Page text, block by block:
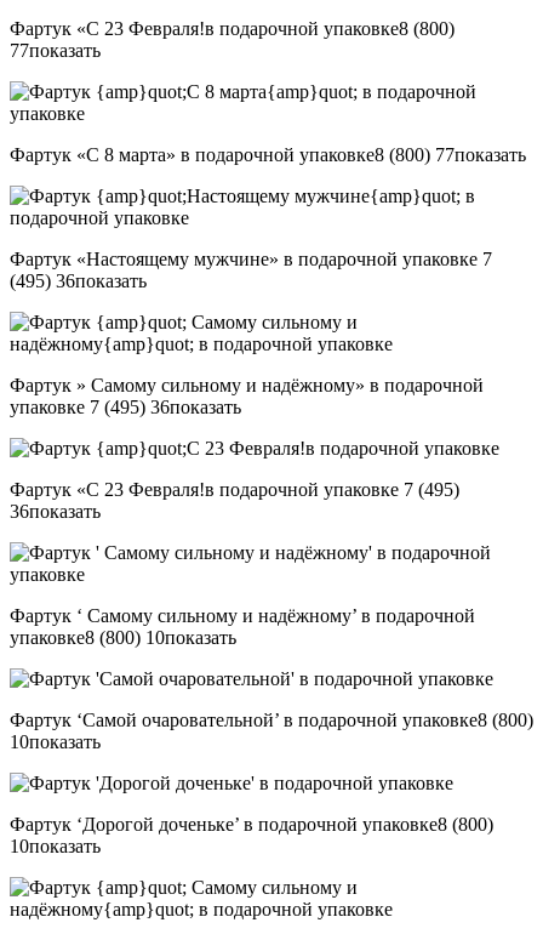
Фартук «С 23 Февраля!в подарочной упаковке8 (800)
77показать
Фартук «С 8 марта» в подарочной упаковке8 (800) 77показать
Фартук «Настоящему мужчине» в подарочной упаковке 7
(495) 36показать
Фартук » Самому сильному и надёжному» в подарочной
упаковке 7 (495) 36показать
Фартук «С 23 Февраля!в подарочной упаковке 7 (495)
36показать
Фартук ‘ Самому сильному и надёжному’ в подарочной
упаковке8 (800) 10показать
Фартук ‘Самой очаровательной’ в подарочной упаковке8 (800)
10показать
Фартук ‘Дорогой доченьке’ в подарочной упаковке8 (800)
10показать